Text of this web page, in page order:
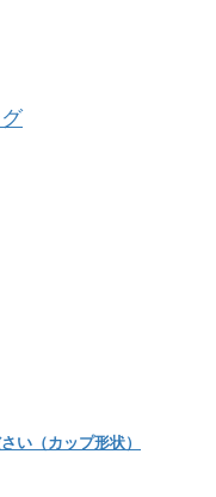
い（カップ形状）